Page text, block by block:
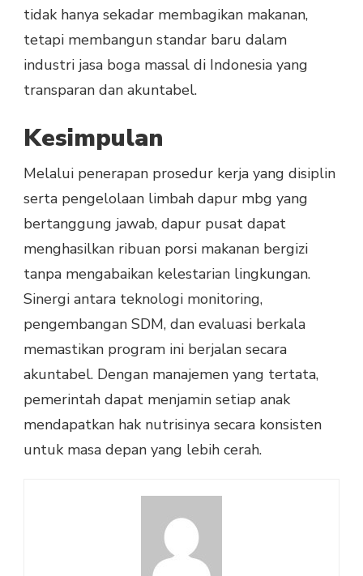
tidak hanya sekadar membagikan makanan,
tetapi membangun standar baru dalam
industri jasa boga massal di Indonesia yang
transparan dan akuntabel.
Kesimpulan
Melalui penerapan prosedur kerja yang disiplin
serta pengelolaan limbah dapur mbg yang
bertanggung jawab, dapur pusat dapat
menghasilkan ribuan porsi makanan bergizi
tanpa mengabaikan kelestarian lingkungan.
Sinergi antara teknologi monitoring,
pengembangan SDM, dan evaluasi berkala
memastikan program ini berjalan secara
akuntabel. Dengan manajemen yang tertata,
pemerintah dapat menjamin setiap anak
mendapatkan hak nutrisinya secara konsisten
untuk masa depan yang lebih cerah.